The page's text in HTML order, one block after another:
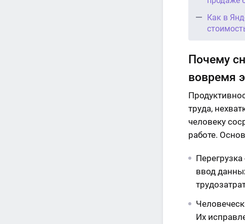
Как в
Почему
вовремя
труда,
человеку
работе.
ввод
Их